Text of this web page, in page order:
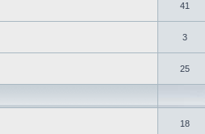
41
3
25
18